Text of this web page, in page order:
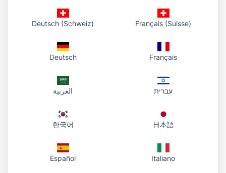
khiển, sau đó trả về URL HTTPS trực tiếp.
Chia sẻ liên kết qua email hoặc chat. Khi cần, mở bảng điều
khiển để sao chép lại, mở hoặc tải tệp.
Tài liệu của bạn ở một nơi
liên kết tạm: tải một lần, giữ trong tài khoản và quay
Deutsch (Schweiz) Français (Suisse)
Deutsch Français
العربية עברית
한국어 日本語
Español Italiano